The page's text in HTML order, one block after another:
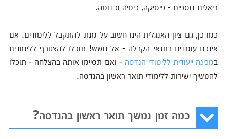
ריאלים נוספים - פיסיקה, כימיה וכדומה.
כמו כן, גם ציון האנגלית הינו חשוב על מנת להתקבל ללימודים. אם
אינכם עומדים בתנאי הקבלה - אל חשש! תוכלו להצטרף ללימודים
במכינה ייעודית ללימודי הנדסה - ואם תסיימו אותה בהצלחה - תוכלו
להמשיך ישירות ללימודי תואר ראשון בהנדסה.
כמה זמן נמשך תואר ראשון בהנדסה?